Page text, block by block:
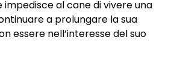
impedisce al cane di vivere una
a prolungare la sua
essere nell’interesse del suo